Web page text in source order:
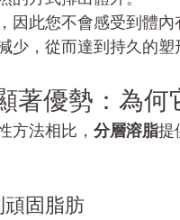
因此您不會感受到體
少，從而達到持久的塑
著優勢：為何
方法相比， 分層溶脂提
固脂肪